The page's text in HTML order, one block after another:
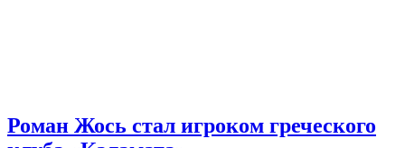
Роман Жось стал игроком греческого